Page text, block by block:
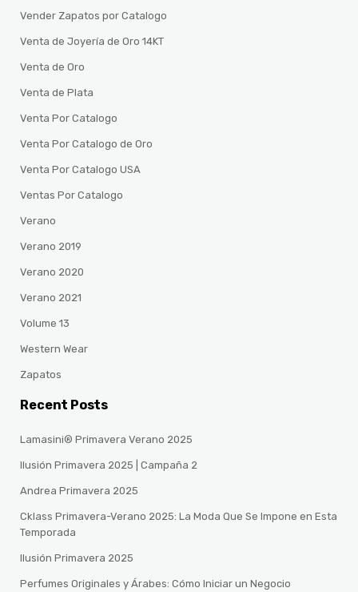
Vender Zapatos por Catalogo
Venta de Joyería de Oro 14KT
Venta de Oro
Venta de Plata
Venta Por Catalogo
Venta Por Catalogo de Oro
Venta Por Catalogo USA
Ventas Por Catalogo
Verano
Verano 2019
Verano 2020
Verano 2021
Volume 13
Western Wear
Zapatos
Recent Posts
Lamasini® Primavera Verano 2025
Ilusión Primavera 2025 | Campaña 2
Andrea Primavera 2025
Cklass Primavera-Verano 2025: La Moda Que Se Impone en Esta
Temporada
Ilusión Primavera 2025
Perfumes Originales y Árabes: Cómo Iniciar un Negocio